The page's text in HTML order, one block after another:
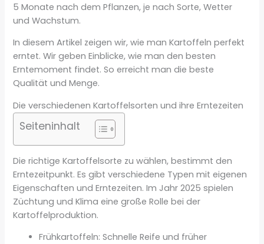
5 Monate nach dem Pflanzen, je nach Sorte, Wetter
und Wachstum.
In diesem Artikel zeigen wir, wie man Kartoffeln perfekt
erntet. Wir geben Einblicke, wie man den besten
Erntemoment findet. So erreicht man die beste
Qualität und Menge.
Die verschiedenen Kartoffelsorten und ihre Erntezeiten
Seiteninhalt
Die richtige Kartoffelsorte zu wählen, bestimmt den
Erntezeitpunkt. Es gibt verschiedene Typen mit eigenen
Eigenschaften und Erntezeiten. Im Jahr 2025 spielen
Züchtung und Klima eine große Rolle bei der
Kartoffelproduktion.
Frühkartoffeln: Schnelle Reife und früher